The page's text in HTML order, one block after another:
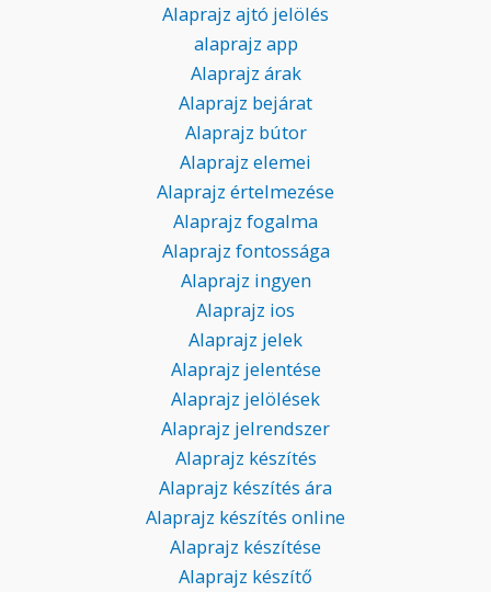
Alaprajz ajtó jelölés
alaprajz app
Alaprajz árak
Alaprajz bejárat
Alaprajz bútor
Alaprajz elemei
Alaprajz értelmezése
Alaprajz fogalma
Alaprajz fontossága
Alaprajz ingyen
Alaprajz ios
Alaprajz jelek
Alaprajz jelentése
Alaprajz jelölések
Alaprajz jelrendszer
Alaprajz készítés
Alaprajz készítés ára
Alaprajz készítés online
Alaprajz készítése
Alaprajz készítő